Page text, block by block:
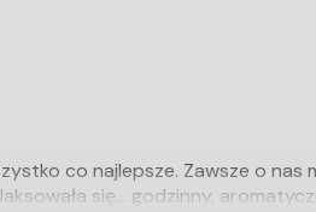
co najlepsze. Zawsze o
się… godzinny,